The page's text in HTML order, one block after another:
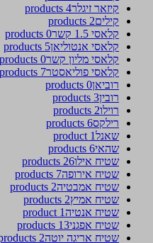
קיזאר זיגלר4 products
קילים2 products
קלאסי 1.5 קשר
0 products
קלאסי אנטוליאן5 products
קלאסי מליון קשר0 products
קלאסי פוליאסטר7 products
רוביאן0 products
רובין3 products
רוילו2 products
רילקס6 products
שאנל1 product
שהאי6 products
שטיח אילו26 products
שטיח אירופה7 products
שטיח אמבטיה2 products
שטיח אמיץ2 products
שטיח אנטיה1 product
שטיח אפגני13 products
שטיח אריגה יוטה2 products